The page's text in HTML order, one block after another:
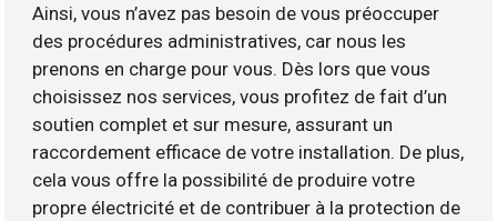
Ainsi, vous n’avez pas besoin de vous préoccuper
des procédures administratives, car nous les
prenons en charge pour vous. Dès lors que vous
choisissez nos services, vous profitez de fait d’un
soutien complet et sur mesure, assurant un
raccordement efficace de votre installation. De plus,
cela vous offre la possibilité de produire votre
propre électricité et de contribuer à la protection de